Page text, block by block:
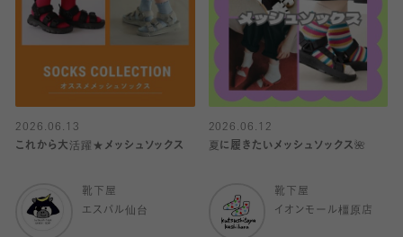
2026.06.13
これから大活躍★メッシュソックス
靴下屋
エスパル仙台
2026.06.12
夏に履きたいメッシュソックス🌺
靴下屋
イオンモール橿原店